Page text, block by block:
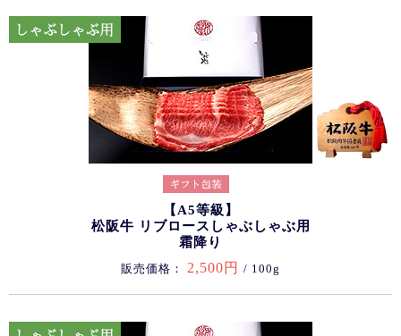
【A5等級】
松阪牛 リブロースしゃぶしゃぶ用
霜降り
販売価格： 2,500円 / 100g